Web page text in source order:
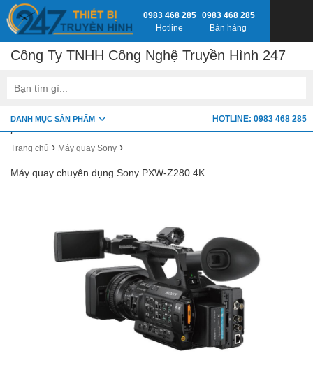
google-site-verification=fSxkTzlyAV278H0_7LAVZEjJh2zdXsbKQ-
Trang chủ › Máy quay Sony ›
Máy quay chuyên dụng Sony PXW-Z280 4K
0983 468 285
Hotline
0983 468 285
Bán hàng
Công Ty TNHH Công Nghệ Truyền Hình 247
DANH MỤC SẢN PHẨM HOTLINE: 0983 468 285